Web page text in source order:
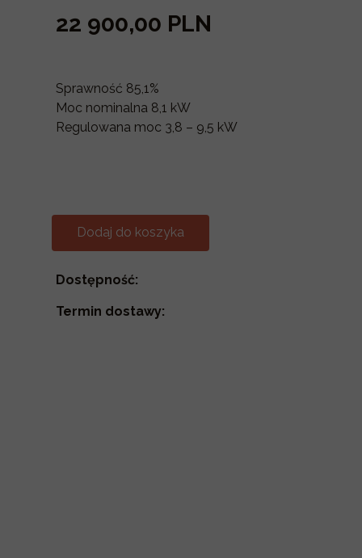
Dostępność:
Termin dostawy:
Dodaj do koszyka
Sprawność 85,1%
Moc nominalna 8,1 kW
Regulowana moc 3,8 – 9,5 kW
22 900,00 PLN